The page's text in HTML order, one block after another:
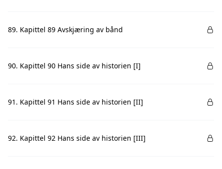
89. Kapittel 89 Avskjæring av bånd
90. Kapittel 90 Hans side av historien [I]
91. Kapittel 91 Hans side av historien [II]
92. Kapittel 92 Hans side av historien [III]